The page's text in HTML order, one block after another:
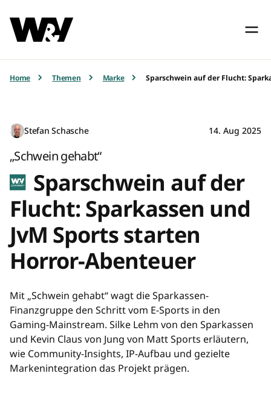
Home Themen Marke Sparschwein auf der Flucht:
Stefan Schasche 14. Aug 2025
„Schwein gehabt“
Sparschwein auf der
Flucht: Sparkassen und
JvM Sports starten
Horror-Abenteuer
Mit „Schwein gehabt“ wagt die Sparkassen-
Finanzgruppe den Schritt vom E-Sports in den
Gaming-Mainstream. Silke Lehm von den Sparkassen
und Kevin Claus von Jung von Matt Sports erläutern,
wie Community-Insights, IP-Aufbau und gezielte
Markenintegration das Projekt prägen.